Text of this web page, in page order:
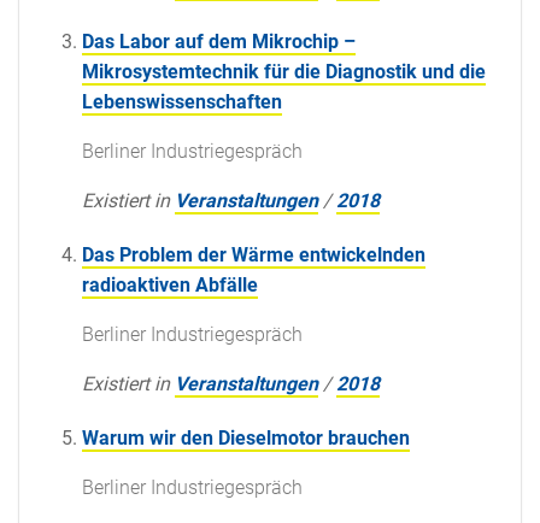
Das Labor auf dem Mikrochip –
Mikrosystemtechnik für die Diagnostik und die
Lebenswissenschaften
Berliner Industriegespräch
Existiert in Veranstaltungen /2018
Das Problem der Wärme entwickelnden
radioaktiven Abfälle
Berliner Industriegespräch
Existiert in Veranstaltungen /2018
Warum wir den Dieselmotor brauchen
Berliner Industriegespräch